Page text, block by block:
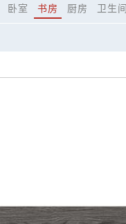
600x1200 750x1500
卧室 书房 厨房 卫生间